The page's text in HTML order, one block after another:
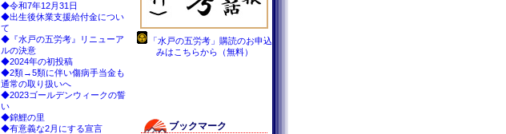
◆令和7年12月31日
◆出生後休業支援給付金につい
て
◆『水戸の五労考』リニューア
ルの決意
◆2024年の初投稿
◆2類→5類に伴い傷病手当金も
通常の取り扱いへ
◆2023ゴールデンウィークの誓
い
◆錦鯉の里
◆有意義な2月にする宣言
「水戸の五労考」購読のお申込
みはこちらから（無料）
ブックマーク